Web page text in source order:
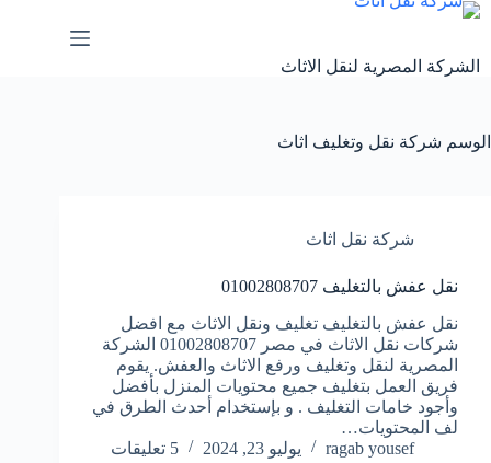
التجاوز
الشركة المصرية لنقل الاثاث
الوسم شركة نقل وتغليف اثاث
شركة نقل اثاث
نقل عفش بالتغليف 01002808707
نقل عفش بالتغليف تغليف ونقل الاثاث مع افضل
شركات نقل الاثاث في مصر 01002808707 الشركة
المصرية لنقل وتغليف ورفع الاثاث والعفش. يقوم
فريق العمل بتغليف جميع محتويات المنزل بأفضل
وأجود خامات التغليف . و بإستخدام أحدث الطرق في
لف المحتويات…
ragab yousef
يوليو 23, 2024 5 تعليقات